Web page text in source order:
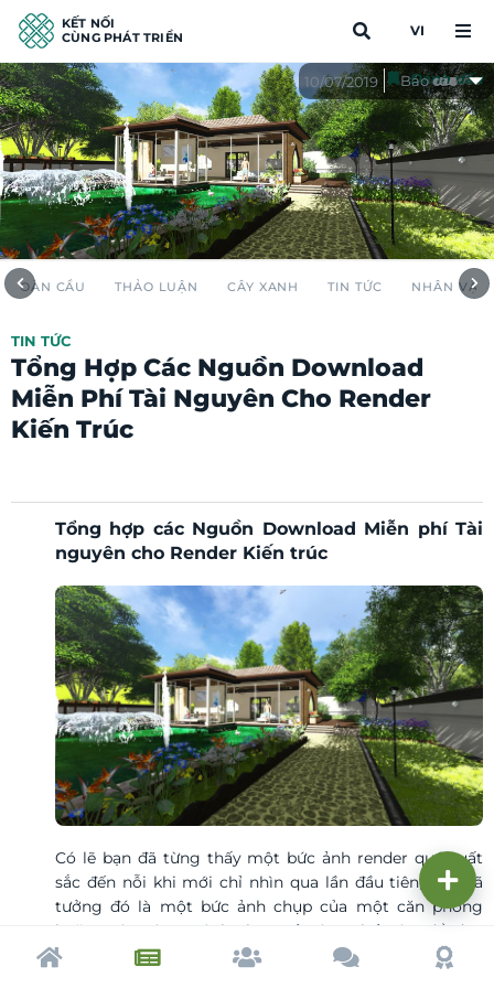
KẾT NỐI
CÙNG PHÁT TRIỂN
VI
TOÀN CẦU THẢO LUẬN CÂY XANH TIN TỨC NHÂN VẬT
Đánh dấu
TIN TỨC
Tổng Hợp Các Nguồn Download
Miễn Phí Tài Nguyên Cho Render
Kiến Trúc
10/07/2019 Báo cáo
Tổng hợp các Nguồn Download Miễn phí Tài
nguyên cho Render Kiến trúc
Có lẽ bạn đã từng thấy một bức ảnh render quá xuất
sắc đến nỗi khi mới chỉ nhìn qua lần đầu tiên, bạn đã
tưởng đó là một bức ảnh chụp của một căn phòng
hoặc một công trình thực tế. Làm thế nào để đưa
phương án thiết kế của bạn lên một tầm cao mới, để
Trang chủ Tạp chí Cộng đồng Cố vấn Dấu